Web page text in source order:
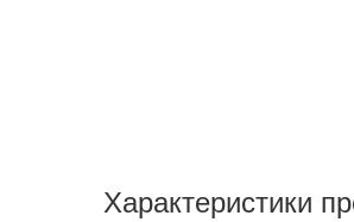
Характеристики